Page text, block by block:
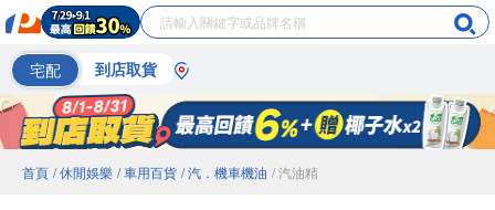
宅配 到店取貨
首頁 / 休閒娛樂 / 車用百貨 / 汽．機車機油 / 汽油精